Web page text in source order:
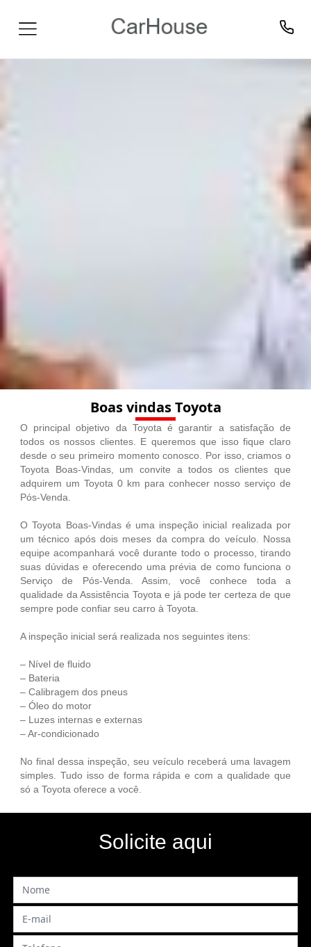
Boas vindas Toyota
O principal objetivo da Toyota é garantir a satisfação de
todos os nossos clientes. E queremos que isso fique claro
desde o seu primeiro momento conosco. Por isso, criamos o
Toyota Boas-Vindas, um convite a todos os clientes que
adquirem um Toyota 0 km para conhecer nosso serviço de
Pós-Venda.
O Toyota Boas-Vindas é uma inspeção inicial realizada por
um técnico após dois meses da compra do veículo. Nossa
equipe acompanhará você durante todo o processo, tirando
suas dúvidas e oferecendo uma prévia de como funciona o
Serviço de Pós-Venda. Assim, você conhece toda a
qualidade da Assistência Toyota e já pode ter certeza de que
sempre pode confiar seu carro à Toyota.
A inspeção inicial será realizada nos seguintes itens:
– Nível de fluido
– Bateria
– Calibragem dos pneus
– Óleo do motor
– Luzes internas e externas
– Ar-condicionado
No final dessa inspeção, seu veículo receberá uma lavagem
simples. Tudo isso de forma rápida e com a qualidade que
só a Toyota oferece a você.
Solicite aqui